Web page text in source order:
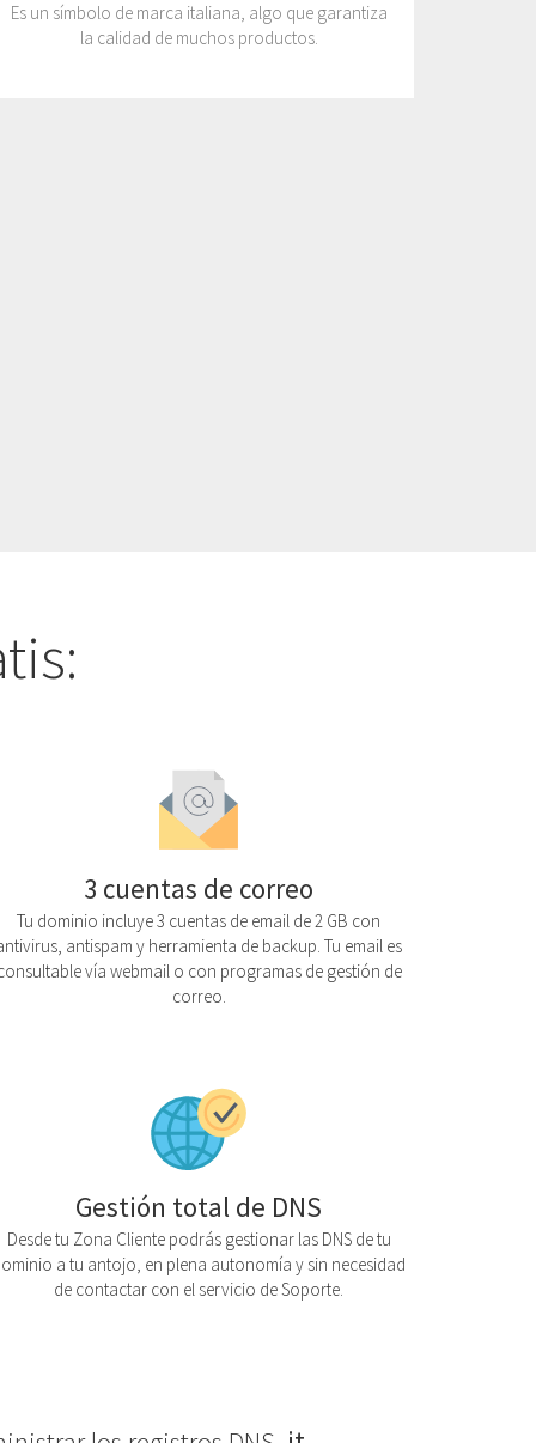
Es un símbolo de marca italiana, algo que garantiza
la calidad de muchos productos.
3 cuentas de correo
Tu dominio incluye 3 cuentas de email de 2 GB con
antispam y herramienta de backup. Tu email es
vía webmail o con programas de gestión de
correo.
Gestión total de DNS
Desde tu Zona Cliente podrás gestionar las DNS de tu
a tu antojo, en plena autonomía y sin necesidad
de contactar con el servicio de Soporte.